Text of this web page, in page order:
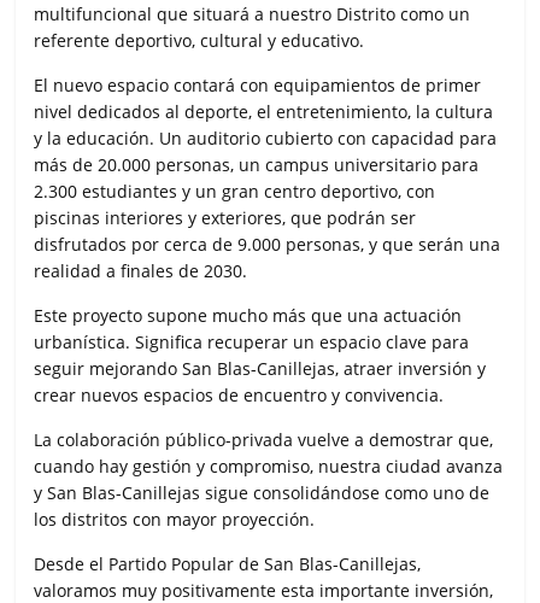
multifuncional que situará a nuestro Distrito como un
referente deportivo, cultural y educativo.
El nuevo espacio contará con equipamientos de primer
nivel dedicados al deporte, el entretenimiento, la cultura
y la educación. Un auditorio cubierto con capacidad para
más de 20.000 personas, un campus universitario para
2.300 estudiantes y un gran centro deportivo, con
piscinas interiores y exteriores, que podrán ser
disfrutados por cerca de 9.000 personas, y que serán una
realidad a finales de 2030.
Este proyecto supone mucho más que una actuación
urbanística. Significa recuperar un espacio clave para
seguir mejorando San Blas-Canillejas, atraer inversión y
crear nuevos espacios de encuentro y convivencia.
La colaboración público-privada vuelve a demostrar que,
cuando hay gestión y compromiso, nuestra ciudad avanza
y San Blas-Canillejas sigue consolidándose como uno de
los distritos con mayor proyección.
Desde el Partido Popular de San Blas-Canillejas,
valoramos muy positivamente esta importante inversión,